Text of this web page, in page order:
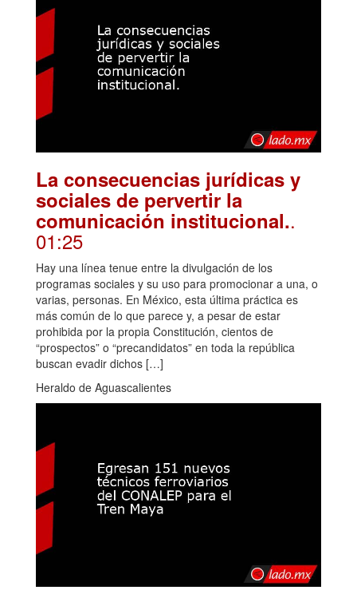
La consecuencias jurídicas y
sociales de pervertir la
comunicación institucional..
01:25
Hay una línea tenue entre la divulgación de los
programas sociales y su uso para promocionar a una, o
varias, personas. En México, esta última práctica es
más común de lo que parece y, a pesar de estar
prohibida por la propia Constitución, cientos de
“prospectos” o “precandidatos” en toda la república
buscan evadir dichos […]
Heraldo de Aguascalientes